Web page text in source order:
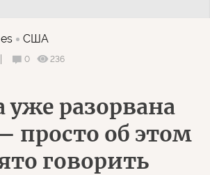
США
0
236
разорвана
просто об этом
говорить